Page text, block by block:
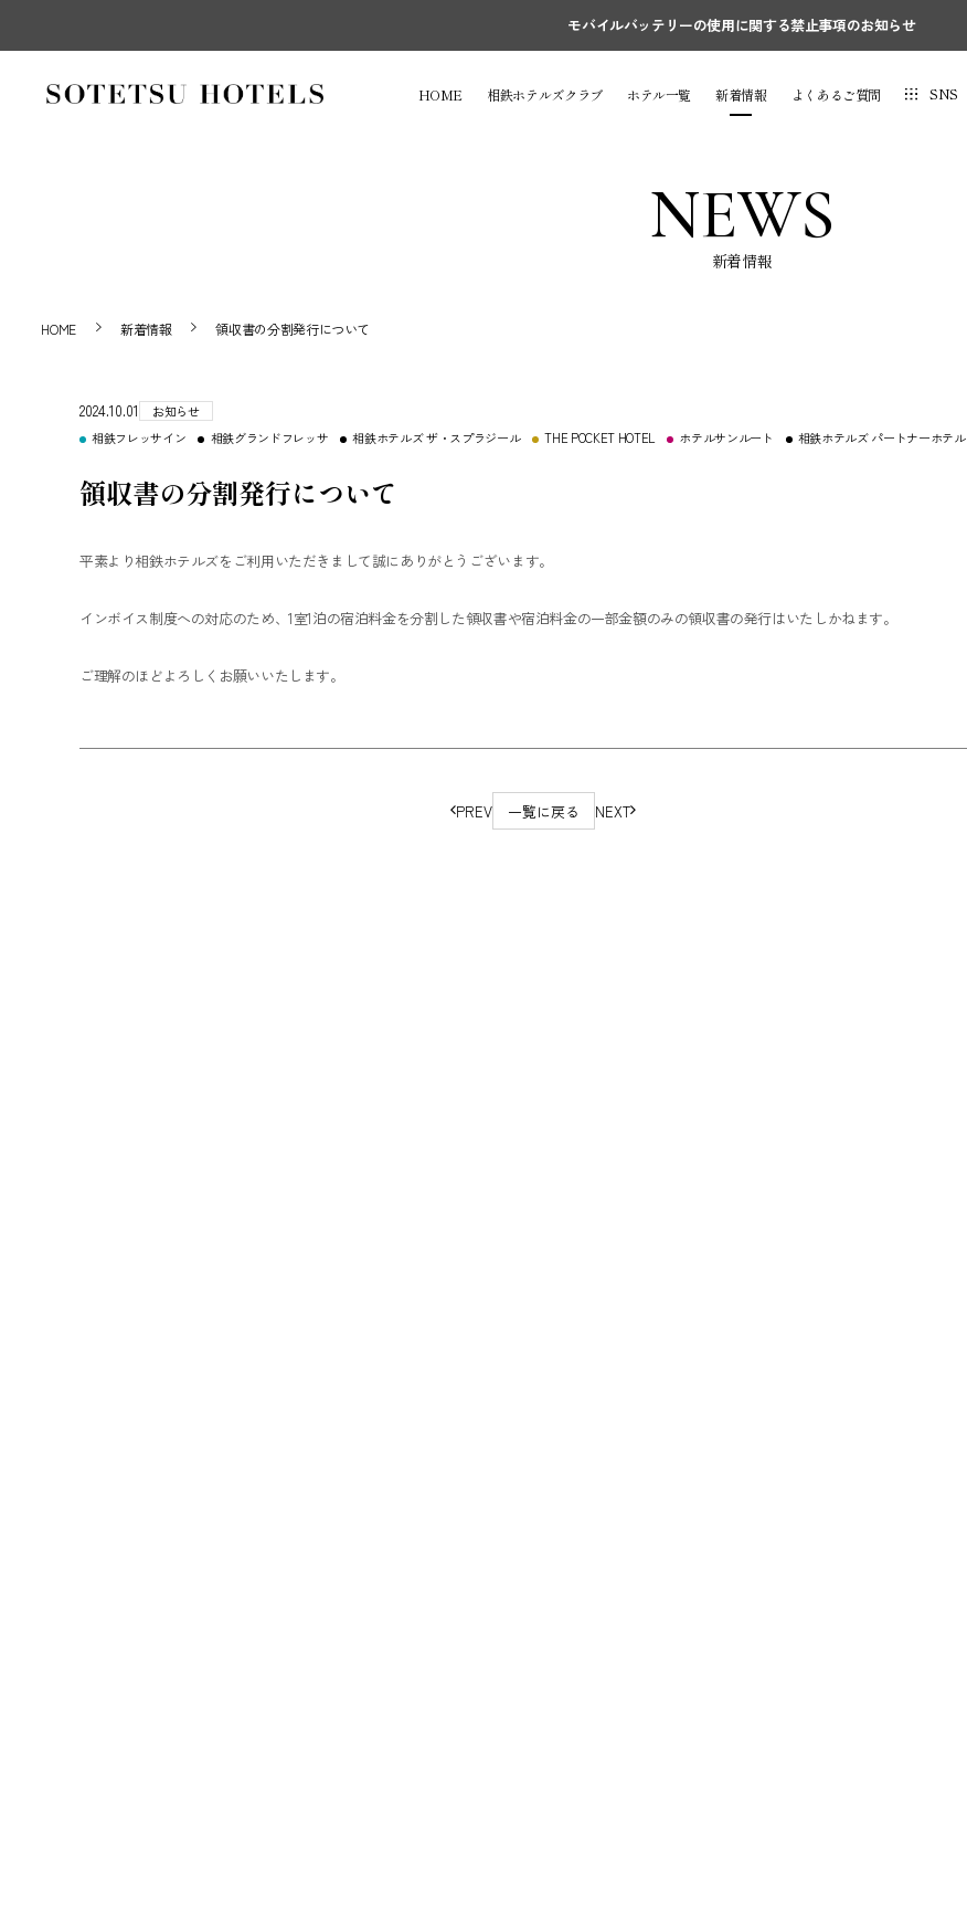
モバイルバッテリーの使用に関する禁止事項のお知らせ
HOME 相鉄ホテルズクラブ ホテル一覧 新着情報 よくあるご質問 SNS
NEWS
新着情報
HOME 新着情報 領収書の分割発行について
2024.10.01
お知らせ
相鉄フレッサイン
相鉄グランドフレッサ 相鉄ホテルズ ザ・スプラジール THE POCKET HOTEL ホテルサンルート 相鉄ホテルズ パートナーホテル
領収書の分割発行について
平素より相鉄ホテルズをご利用いただきまして誠にありがとうございます。
インボイス制度への対応のため、1室1泊の宿泊料金を分割した領収書や宿泊料金の一部金額のみの領収書の発行はいたしかねます。
ご理解のほどよろしくお願いいたします。
PREV 一覧に戻る NEXT